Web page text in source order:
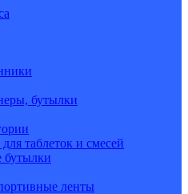
бутылки
таблеток и смесей
ленты